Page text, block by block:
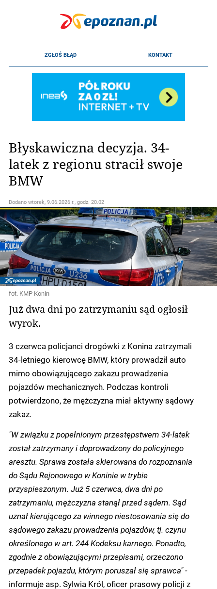
Błyskawiczna decyzja. 34-
latek z regionu stracił swoje
BMW
Dodano wtorek, 9.06.2026 r., godz. 20.02
fot. KMP Konin
Już dwa dni po zatrzymaniu sąd ogłosił
wyrok.
3 czerwca policjanci drogówki z Konina zatrzymali
34-letniego kierowcę BMW, który prowadził auto
mimo obowiązującego zakazu prowadzenia
pojazdów mechanicznych. Podczas kontroli
potwierdzono, że mężczyzna miał aktywny sądowy
zakaz.
"W związku z popełnionym przestępstwem 34-latek
został zatrzymany i doprowadzony do policyjnego
aresztu. Sprawa została skierowana do rozpoznania
do Sądu Rejonowego w Koninie w trybie
przyspieszonym. Już 5 czerwca, dwa dni po
zatrzymaniu, mężczyzna stanął przed sądem. Sąd
uznał kierującego za winnego niestosowania się do
sądowego zakazu prowadzenia pojazdów, tj. czynu
określonego w art. 244 Kodeksu karnego. Ponadto,
zgodnie z obowiązującymi przepisami, orzeczono
przepadek pojazdu, którym poruszał się sprawca" -
informuje asp. Sylwia Król, oficer prasowy policji z